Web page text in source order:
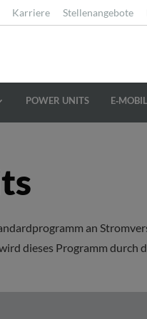
Karriere Stellenangebote
POWER UNITS
an
dieses Programm durch